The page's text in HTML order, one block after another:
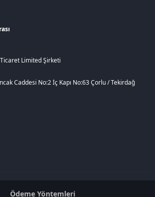
Limited Şirketi
Caddesi No:2 İç Kapı No:63 Çorlu / Tekirdağ
Ödeme Yöntemleri